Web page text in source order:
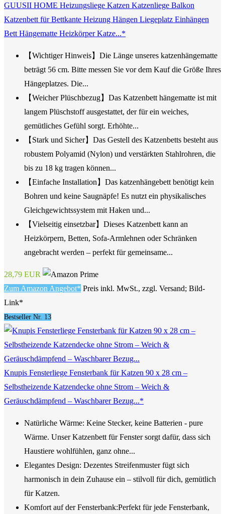
GUUSII HOME Heizungsliege Katzen Katzenliege Balkon
Katzenbett für Bettkante Heizung Hängen Liegeplatz Einhängen
Bett Hängematte Heizkörper Katze...*
【Wichtiger Hinweis】Die Länge unseres katzenhängematte
beträgt 56 cm. Bitte messen Sie vor dem Kauf die Größe Ihres
Hängeplatzes. Die...
【Weicher Plüschbezug】Das Katzenbett hängematte ist mit
langem Plüschstoff ausgestattet, der für ein weiches,
gemütliches Gefühl sorgt. Erhöhte...
【Stark und Sicher】Das Gestell des Katzenbetts besteht aus
robustem Polyamid (Nylon) und verstärkten Stahlrohren, die
bis zu 18 kg tragen können...
【Einfache Installation】Das katzenhängebett benötigt kein
Bohren und keine Saugnäpfe! Es nutzt ein physikalisches
Gleichgewichtssystem mit Haken und...
【Vielseitig einsetzbar】Dieses Katzenbett kann an
Heizkörpern, Betten, Sofa-Armlehnen oder Schränken
angebracht werden – perfekt für gemeinsame...
28,79 EUR
Zum Amazon Angebot* Preis inkl. MwSt., zzgl. Versand; Bild-
Link*
Bestseller Nr. 13
Knupis Fensterliege Fensterbank für Katzen 90 x 28 cm –
Selbstheizende Katzendecke ohne Strom – Weich &
Geräuschdämpfend – Waschbarer Bezug...*
Natürliche Wärme: Keine Stecker, keine Batterien - pure
Wärme. Unser Katzenbett für Fenster sorgt dafür, dass sich
Haustiere wohlfühlen, ganz ohne...
Elegantes Design: Dezentes Streifenmuster fügt sich
harmonisch in dein Zuhause ein – stilvoll für dich, gemütlich
für Katzen.
Komfort auf der Fensterbank:Perfekt für jede Fensterbank,